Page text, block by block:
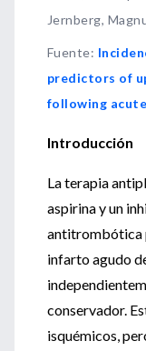
Jernberg,
Fuente:
predictors of
following
Introducción
La terapia
aspirina y un
antitrombótica
infarto agudo
conservador.
isquémicos,